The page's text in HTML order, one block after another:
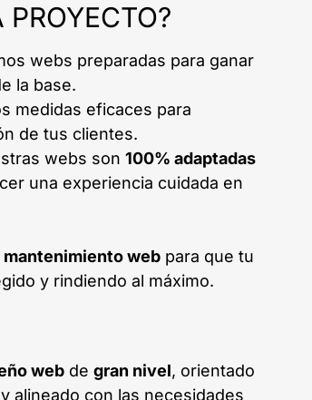
webs preparadas para ganar
la base.
medidas eficaces para
de tus clientes.
webs son 100% adaptadas
una experiencia cuidada en
web para que tu
y rindiendo al máximo.
web de gran nivel, orientado
alineado con las necesidades